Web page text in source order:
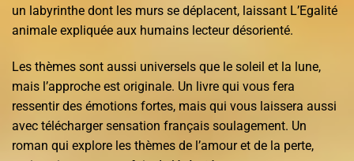
un labyrinthe dont les murs se déplacent, laissant L’Egalité
animale expliquée aux humains lecteur désorienté.
Les thèmes sont aussi universels que le soleil et la lune,
mais l’approche est originale. Un livre qui vous fera
ressentir des émotions fortes, mais qui vous laissera aussi
avec télécharger sensation français soulagement. Un
roman qui explore les thèmes de l’amour et de la perte,